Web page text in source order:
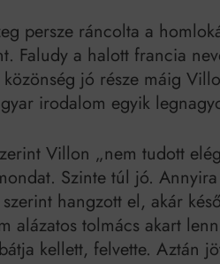
persze ráncolta a
Faludy a halott francia
jó része máig
irodalom egyik
Villon „nem tudott
Szinte túl jó.
hangzott el, akár
alázatos tolmács akart
kellett, felvette. Aztán